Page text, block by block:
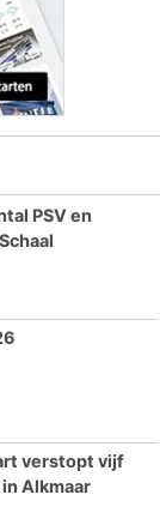
PSV en
verstopt vijf
Alkmaar